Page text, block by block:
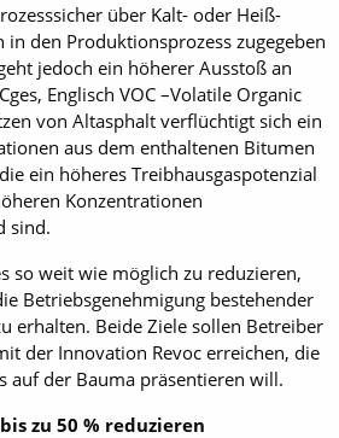
über Kalt- oder Heiß-
in den Produktionsprozess zugegeben
jedoch ein höherer Ausstoß an
Englisch VOC –Volatile Organic
von Altasphalt verflüchtigt sich ein
aus dem enthaltenen Bitumen
ein höheres Treibhausgaspotenzial
Konzentrationen
sind.
so weit wie möglich zu reduzieren,
Betriebsgenehmigung bestehender
erhalten. Beide Ziele sollen Betreiber
der Innovation Revoc erreichen, die
auf der Bauma präsentieren will.
zu 50 % reduzieren